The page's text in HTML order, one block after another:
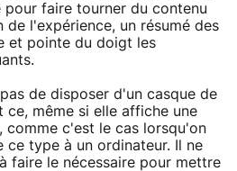
faire tourner du contenu
de l'expérience, un résumé des
et pointe du doigt les
de disposer d'un casque de
ce, même si elle affiche une
comme c'est le cas lorsqu'on
ce type à un ordinateur. Il ne
faire le nécessaire pour mettre